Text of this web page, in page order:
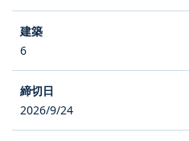
6
2026/9/24